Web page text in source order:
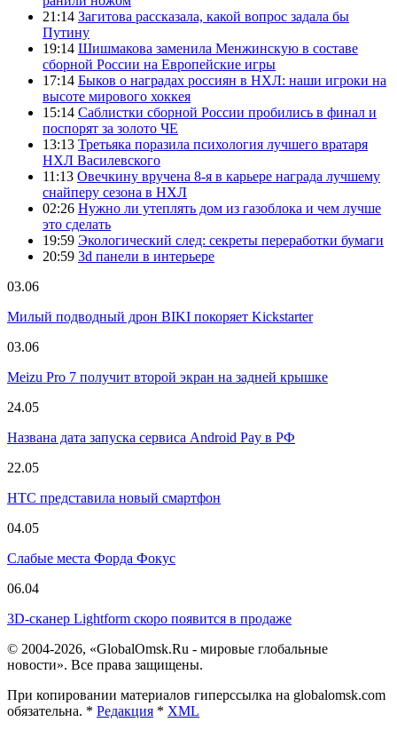
21:14 Загитова рассказала, какой вопрос задала бы
Путину
19:14 Шишмакова заменила Менжинскую в составе
сборной России на Европейские игры
17:14 Быков о наградах россиян в НХЛ: наши игроки на
высоте мирового хоккея
15:14 Саблистки сборной России пробились в финал и
поспорят за золото ЧЕ
13:13 Третьяка поразила психология лучшего вратаря
НХЛ Василевского
11:13 Овечкину вручена 8-я в карьере награда лучшему
снайперу сезона в НХЛ
02:26 Нужно ли утеплять дом из газоблока и чем лучше
это сделать
19:59 Экологический след: секреты переработки бумаги
20:59 3d панели в интерьере
03.06
Милый подводный дрон BIKI покоряет Kickstarter
03.06
Meizu Pro 7 получит второй экран на задней крышке
24.05
Названа дата запуска сервиса Android Pay в РФ
22.05
HTC представила новый смартфон
04.05
Слабые места Форда Фокус
06.04
3D-сканер Lightform скоро появится в продаже
© 2004-2026, «GlobalOmsk.Ru - мировые глобальные
новости». Все права защищены.
При копировании материалов гиперссылка на globalomsk.com
обязательна. * Редакция * XML